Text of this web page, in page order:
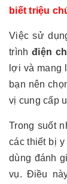
biết triệu
Việc sử
trìnhđiện
lợi và mang
bạn nên
vị cung cấp
Trong suốt
các thiết bị y
dùng đánh
vụ. Điều